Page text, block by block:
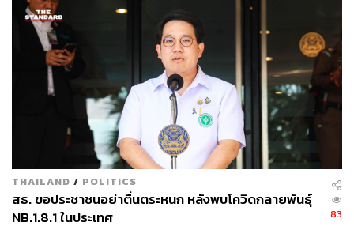
ในช่วงเวลาเดียวกันนั้น แนวความรู้เกี่ยวกับวิทยาศาสตร์
ความเป็นเหตุเป็นผล รวมถึงการแพทย์สมัยใหม่เริ่มเข้ามามี
อิทธิพลกับวิธีคิดของชนชั้นนำสยามในช่วงเวลาด้วยเช่นกัน
โดยเราจะเห็นการปะทะกันของสองความคิดนี้ได้ในความ
เห็นของรัชกาลที่ 5 ที่ทรงพระราชวินิจฉัยเกี่ยวกับพิธีอาพาธ
พินาศที่เกิดขึ้นในสมัยรัชกาลที่ 2 ในพระราชพิธีสิบสองเดือน
“…เมื่อคิดเสาะแสวงหาเหตุผลว่า เกิดขึ้น (โรคระบาด) ด้วย
อันใด ก็ไม่สามารถที่จะทราบได้ในเวลานั้น ด้วยมิได้เคย
ทดลองสังเกตสังกามาแต่ก่อน ยาที่กินนั้นก็เป็นยาเดาขึ้นใหม่
THAILAND / POLITICS
สธ. ขอประชาชนอย่าตื่นตระหนก หลังพบโควิดกลายพันธุ์
NB.1.8.1 ในประเทศ
83